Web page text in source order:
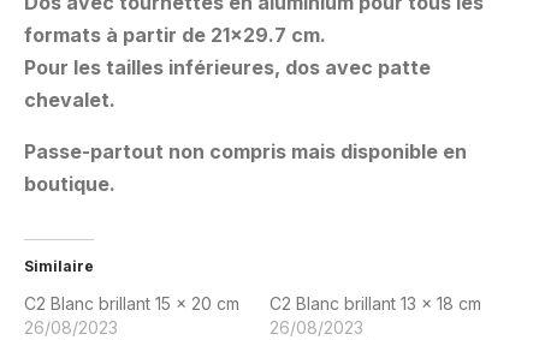
formats à partir de 21×29.7 cm.
Pour les tailles inférieures, dos avec patte
chevalet.
Passe-partout non compris mais disponible en
boutique.
Similaire
C2 Blanc brillant 15 x 20 cm
26/08/2023
C2 Blanc brillant 13 x 18 cm
26/08/2023